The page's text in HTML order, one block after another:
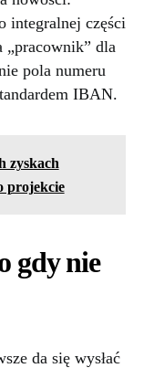
integralnej części
dla
pola numeru
IBAN.
zyskach
projekcie
gdy nie
da się wysłać